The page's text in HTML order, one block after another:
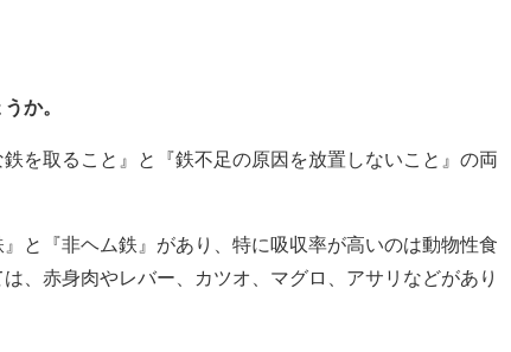
か。
を取ること』と『鉄不足の原因を放置しないこと』の両
と『非ヘム鉄』があり、特に吸収率が高いのは動物性食
、赤身肉やレバー、カツオ、マグロ、アサリなどがあり